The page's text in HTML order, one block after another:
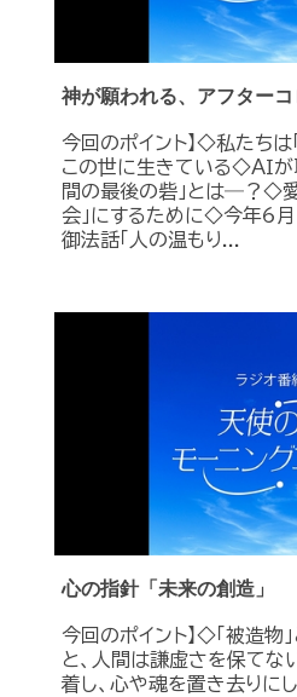
神が願われる、アフター
今回のポイント】◇私たちは
この世に生きている◇ＡＩが
間の最後の砦」とは―？◇
会」にするために◇今年6
御法話「人の温もり...
心の指針「未来の創造」
今回のポイント】◇「被造物
と、人間は謙虚さを保て
着し、心や魂を置き去りに